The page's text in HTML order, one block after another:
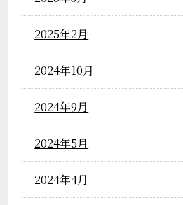
2025年2月
2024年10月
2024年9月
2024年5月
2024年4月